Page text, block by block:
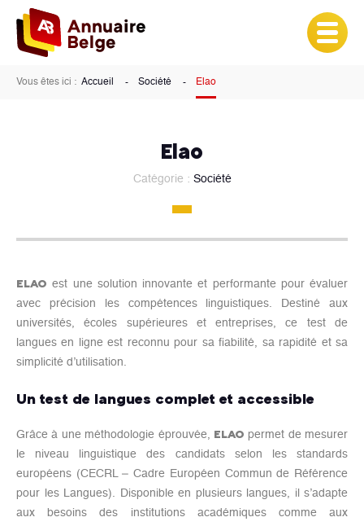
Vous êtes ici : Accueil Société Elao
Elao
Catégorie : Société
ELAO est une solution innovante et performante pour évaluer
avec précision les compétences linguistiques. Destiné aux
universités, écoles supérieures et entreprises, ce test de
langues en ligne est reconnu pour sa fiabilité, sa rapidité et sa
simplicité d’utilisation.
Un test de langues complet et accessible
Grâce à une méthodologie éprouvée, ELAO permet de mesurer
le niveau linguistique des candidats selon les standards
européens (CECRL – Cadre Européen Commun de Référence
pour les Langues). Disponible en plusieurs langues, il s’adapte
aux besoins des institutions académiques comme aux